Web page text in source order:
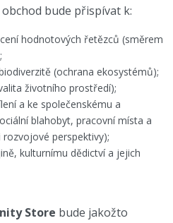
bude přispívat k:
hodnotových řetězců (směrem
(ochrana ekosystémů);
životního prostředí);
a ke společenskému a
blahobyt, pracovní místa a
perspektivy);
kulturnímu dědictví a jejich
Store bude jakožto